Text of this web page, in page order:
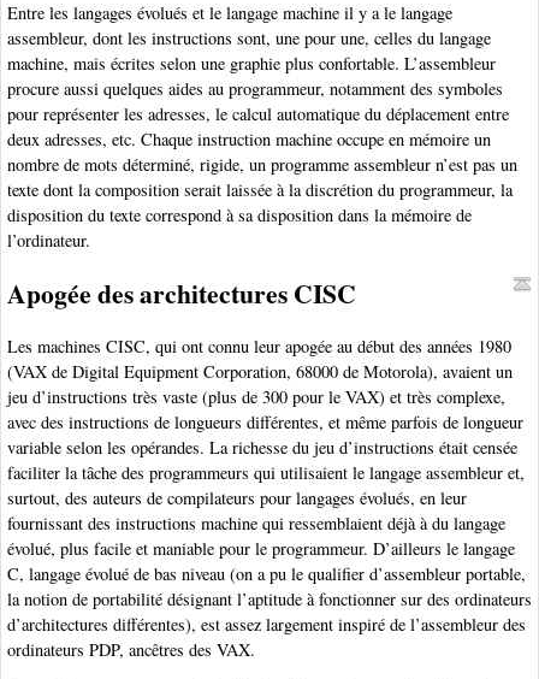
Entre les langages évolués et le langage machine il y a le langage
assembleur, dont les instructions sont, une pour une, celles du langage
machine, mais écrites selon une graphie plus confortable. L’assembleur
procure aussi quelques aides au programmeur, notamment des symboles
pour représenter les adresses, le calcul automatique du déplacement entre
deux adresses, etc. Chaque instruction machine occupe en mémoire un
nombre de mots déterminé, rigide, un programme assembleur n’est pas un
texte dont la composition serait laissée à la discrétion du programmeur, la
disposition du texte correspond à sa disposition dans la mémoire de
l’ordinateur.
Apogée des architectures CISC
Les machines CISC, qui ont connu leur apogée au début des années 1980
(VAX de Digital Equipment Corporation, 68000 de Motorola), avaient un
jeu d’instructions très vaste (plus de 300 pour le VAX) et très complexe,
avec des instructions de longueurs différentes, et même parfois de longueur
variable selon les opérandes. La richesse du jeu d’instructions était censée
faciliter la tâche des programmeurs qui utilisaient le langage assembleur et,
surtout, des auteurs de compilateurs pour langages évolués, en leur
fournissant des instructions machine qui ressemblaient déjà à du langage
évolué, plus facile et maniable pour le programmeur. D’ailleurs le langage
C, langage évolué de bas niveau (on a pu le qualifier d’assembleur portable,
la notion de portabilité désignant l’aptitude à fonctionner sur des ordinateurs
d’architectures différentes), est assez largement inspiré de l’assembleur des
ordinateurs PDP, ancêtres des VAX.